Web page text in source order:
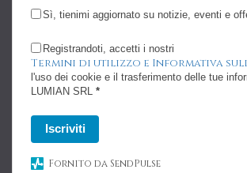
Sì, tienimi aggiornato su notizie, eventi e
Registrandoti, accetti i nostri
Termini di utilizzo e Informativa
l'uso dei cookie e il trasferimento delle tue
LUMIAN SRL
*
Iscriviti
Fornito da SendPulse